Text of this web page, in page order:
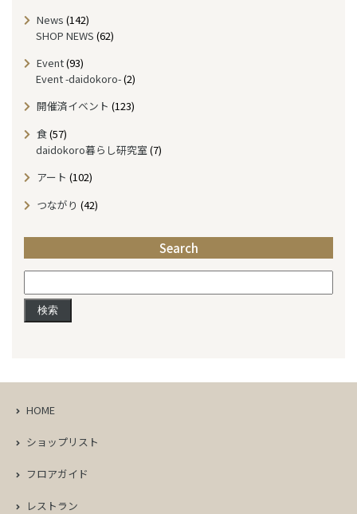
h
e
News (142)
SHOP NEWS (62)
Event(93)
Event -daidokoro-(2)
開催済イベント (123)
食(57)
daidokoro暮らし研究室(7)
アート (102)
つながり (42)
Search
索:
HOME
ショップリスト
フロアガイド
レストラン